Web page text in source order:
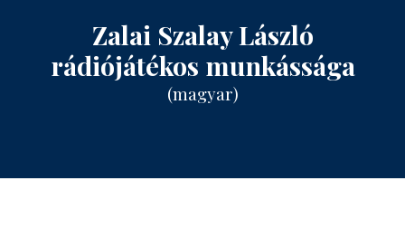
Zalai Szalay László
rádiójátékos munkássága
(magyar)